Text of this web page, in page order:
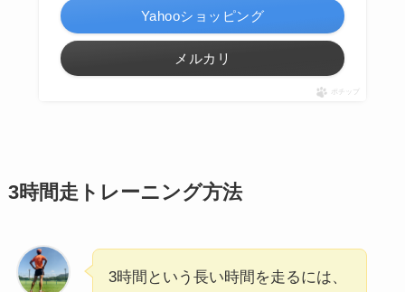
Yahooショッピング
メルカリ
ポチップ
3時間走トレーニング方法
3時間という長い時間を走るには、